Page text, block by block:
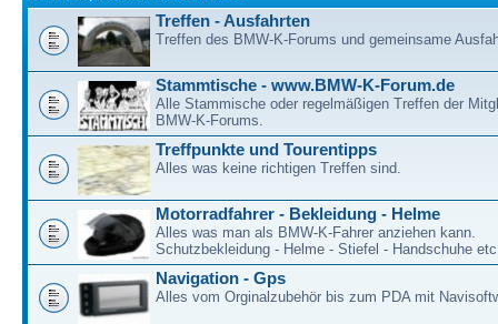
Treffen - Ausfahrten
Treffen des BMW-K-Forums und gemeinsame
Stammtische - www.BMW-K-Forum.de
Alle Stammische oder regelmäßigen Treffen der
BMW-K-Forums.
Treffpunkte und Tourentipps
Alles was keine richtigen Treffen sind.
Motorradfahrer - Bekleidung - Helme
Alles was man als BMW-K-Fahrer anziehen kann.
Schutzbekleidung - Helme - Stiefel - Handschuhe
Navigation - Gps
Alles vom Orginalzubehör bis zum PDA mit